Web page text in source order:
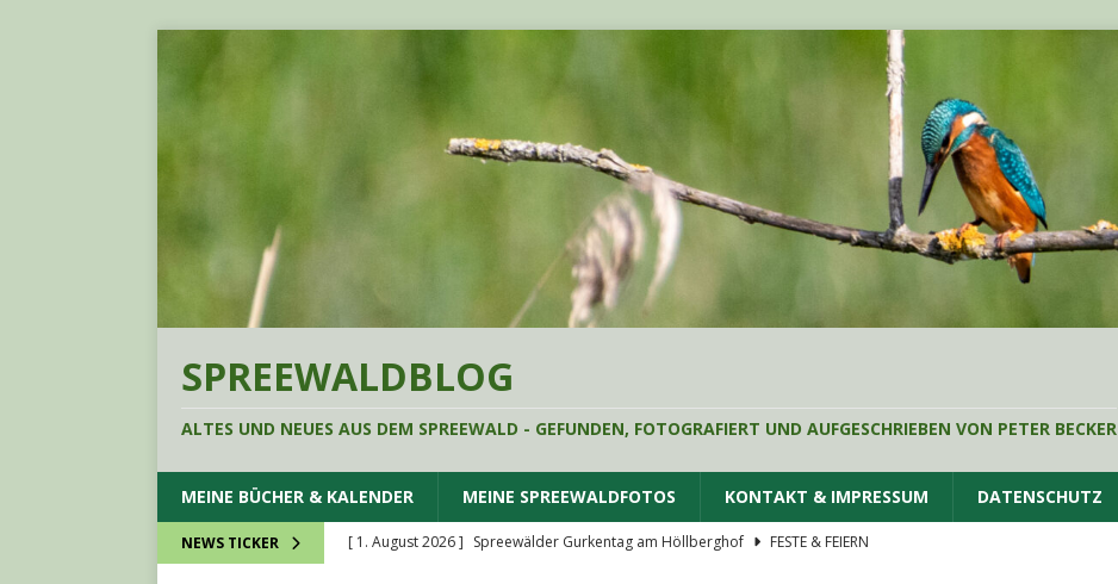
SPREEWALDBLOG
ALTES UND NEUES AUS DEM SPREEWALD - GEFUNDEN, FOTOGRAFIERT UND AUFGESCHRIEBEN VON PETER BECKER
MEINE BÜCHER & KALENDER MEINE SPREEWALDFOTOS KONTAKT & IMPRESSUM DATENSCHUTZ
NEWS TICKER [ 1. August 2026 ] Spreewälder Gurkentag am Höllberghof
FESTE & FEIERN